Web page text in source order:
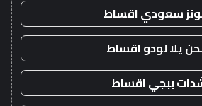
سعودي اقساط
يلا لودو اقساط
ببجي اقساط